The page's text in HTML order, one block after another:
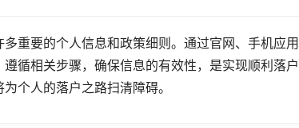
重要的个人信息和政策细则。通过官网、手机应
循相关步骤，确保信息的有效性，是实现顺利落
个人的落户之路扫清障碍。